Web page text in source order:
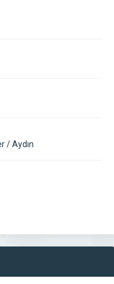
/ Aydın